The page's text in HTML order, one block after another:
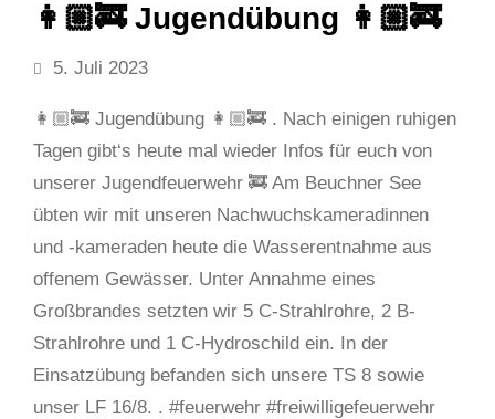
👩🏼‍🚒 Jugendübung 👩🏼‍🚒
5. Juli 2023
👩🏼‍🚒 Jugendübung 👩🏼‍🚒 . Nach einigen ruhigen
Tagen gibt‘s heute mal wieder Infos für euch von
unserer Jugendfeuerwehr 🚒 Am Beuchner See
übten wir mit unseren Nachwuchskameradinnen
und -kameraden heute die Wasserentnahme aus
offenem Gewässer. Unter Annahme eines
Großbrandes setzten wir 5 C-Strahlrohre, 2 B-
Strahlrohre und 1 C-Hydroschild ein. In der
Einsatzübung befanden sich unsere TS 8 sowie
unser LF 16/8. . #feuerwehr #freiwilligefeuerwehr